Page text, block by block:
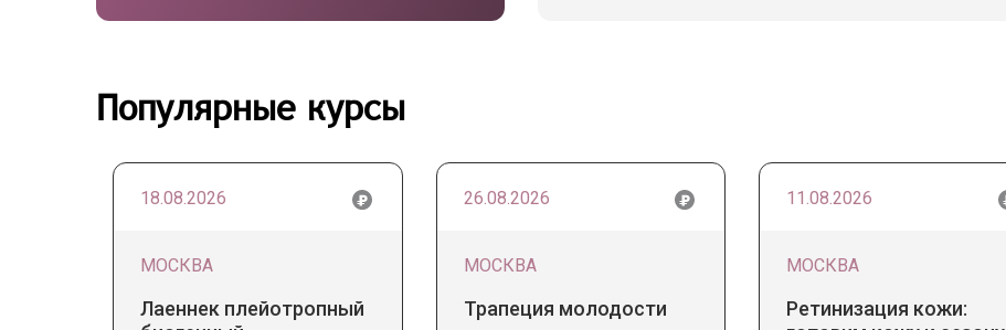
Популярные курсы
18.08.2026
МОСКВА
Лаеннек плейотропный
26.08.2026
МОСКВА
Трапеция молодости
11.08.2026
МОСКВА
Ретинизация кожи: